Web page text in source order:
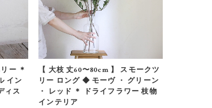
ー ＊
イン
ィス
【 大枝 丈60〜80cm 】 スモークツ
リー ロング ◆ モーヴ ・ グリーン
・ レッド ＊ ドライフラワー 枝物
インテリア